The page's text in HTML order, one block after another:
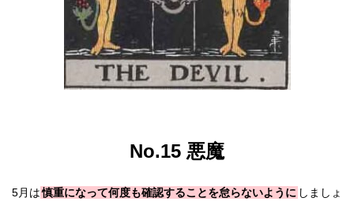
No.15 悪魔
5月は慎重になって何度も確認することを怠らないように しましょ